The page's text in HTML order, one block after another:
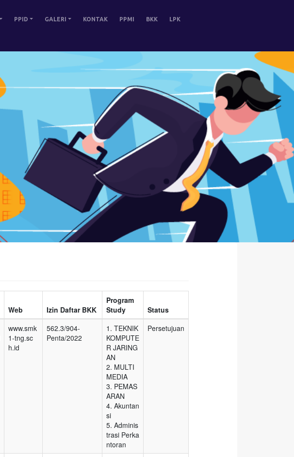
PPID GALERI KONTAK PPMI BKK LPK
Web Izin Daftar BKK
Program
Study
Status
www.smk
1-tng.sc
h.id
562.3/904-
Penta/2022
1. TEKNIK
KOMPUTE
R JARING
AN
2. MULTI
MEDIA
3. PEMAS
ARAN
4. Akuntan
si
5. Adminis
trasi Perka
ntoran
Persetujuan